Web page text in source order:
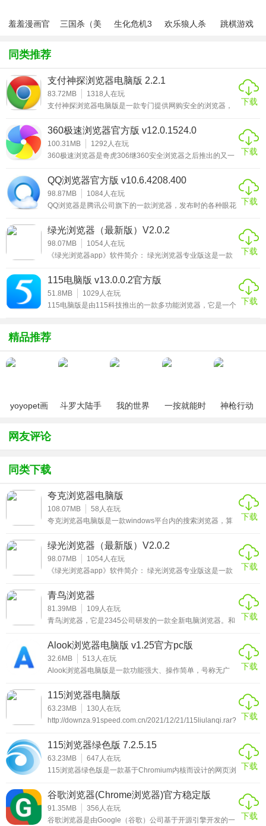
3、支持订阅服务，各种精品专栏、时间追踪随你订阅，第一
在华为浏览器中，软件还具有体系联通服务，也就是能够以
华为帐号为纽带，实现华为旗下的各个终端的互联互通，为
羞羞漫画官
三国杀（美
生化危机3
欢乐狼人杀
跳棋游戏
同类推荐
支付神探浏览器电脑版 2.2.1
83.72MB 1318 人在玩
支付神探浏览器电脑版是一款专门提供网购安全的浏览器，
宝提供的支付宝安全插件一样，主要是为用户提供一个可以
安全进行付款的支付环境。支付神探浏览器电脑版与各大银
行数据对接，在网购安全上面的性能要远远高于平常使用的
普通浏览器，只不过在使用的时候需要从官方购买账号才可
下载
360极速浏览器官方版 v12.0.1524.0
100.31MB 1292 人在玩
360极速浏览器是奇虎306继360安全浏览器之后推出的又一
Chromium为基础开发的，具有闪电般的浏览速度、完备的
安全特性及海量丰富的实用工具扩展。它也继承了
Chromium开源项目超级精简的页面和创新布局，并创新性
地融入国内用户喜爱的新浪微博、微信、天气预报及股票行
下载
QQ浏览器官方版 v10.6.4208.400
98.87MB 1084人在玩
QQ浏览器是腾讯公司旗下的一款浏览器，发布时的各种眼花
看它是否真如发布时候说的那么好，小编在看完这些介绍之
后也去适用了下，效果虽没有想象的那么好，但是还是在可
接受的范围之内。QQ浏览器较之360浏览器和搜狗浏览器这
些浏览器巨头来讲还是缺乏竞争力，毕竟浏览器并不是腾讯
下载
绿光浏览器（最新版）V2.0.2
98.07MB 1054人在玩
《绿光浏览器app》软件简介： 绿光浏览器专业版这是一款
国内外的很多你喜欢观看的新闻资源，都是可以看到的，而
无痕迹的浏览模
下载
115电脑版 v13.0.0.2官方版
51.8MB 1029 人在玩
115电脑版是由115科技推出的一款多功能浏览器，它是一个
份、批量上传下载等功能；支持115组织事务通知，让你随
时掌握组织协作动态。不仅能随时随地访问自己的云文件、
器是一款体积极小、占用资源最少、启动速度最快的多标
下载
精品推荐
yoyopet画
（120帧超
高清）
斗罗大陆手
我的世界
一按就能时
神枪行动
网友评论
同类下载
夸克浏览器电脑版
108.07MB 58 人在玩
夸克浏览器电脑版是一款windows平台内的搜索浏览器，算
软件还有游戏，还可以直接看小说支持加入书架，并且能够
根据个人爱好推送新闻，省流量内存小还有贴心的夜间模
式，喜欢的朋友就来下载试试吧！
下载
绿光浏览器（最新版）V2.0.2
98.07MB 1054人在玩
《绿光浏览器app》软件简介： 绿光浏览器专业版这是一款
国内外的很多你喜欢观看的新闻资源，都是可以看到的，而
无痕迹的浏览模
下载
青鸟浏览器
81.39MB 109 人在玩
青鸟浏览器，它是2345公司研发的一款全新电脑浏览器。和
件。采用的是Chromium97作为浏览器内核，浏览速度更
快、占用的内存更少；支持收藏、账号密码、文档加密保
护，并可以实现自动同步数据到云端。
下载
Alook浏览器电脑版 v1.25官方pc版
32.6MB 513 人在玩
Alook浏览器电脑版是一款功能强大、操作简单，号称无广
导用户推送视频、音乐、小说模式、电子书、广告过滤、导
航、菜单和设置等核心功能。Alook浏览器软件内置14种语
言翻译，可自动屏蔽侵入式广告，轻松打开txt、pdf、
epub、mobi、azw、azw3等文本格式。小编可以在此申
下载
115浏览器电脑版
63.23MB 130人在玩
http://downza.91speed.com.cn/2021/12/21/115liulanqi.rar? 下载
115浏览器绿色版 7.2.5.15
63.23MB 647 人在玩
115浏览器绿色版是一款基于Chromium内核而设计的网页浏
点的是，新版的115浏览器绿色版采用全新的Chrome浏览器
内核，全面支持HTML5技术，所以用户在浏览网页的时候，
打开的网页速度要快的多。还有一点就是这款浏览器可以无
缝连接115云端服务，实现115帐号自动登录，这对于使用
下载
谷歌浏览器(Chrome浏览器)官方稳定版
v83.0.4103.10
91.35MB 356 人在玩
谷歌浏览器是由Google（谷歌）公司基于开源引擎开发的一
下载